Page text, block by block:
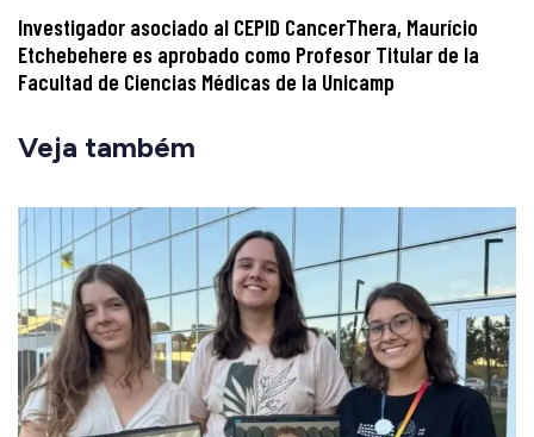
Investigador asociado al CEPID CancerThera, Maurício
Etchebehere es aprobado como Profesor Titular de la
Facultad de Ciencias Médicas de la Unicamp
Veja também